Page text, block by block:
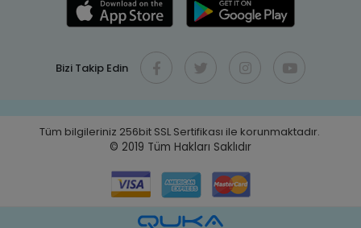
Bizi Takip Edin
Tüm bilgileriniz 256bit SSL Sertifikası ile korunmaktadır.
© 2019 Tüm Hakları Saklıdır